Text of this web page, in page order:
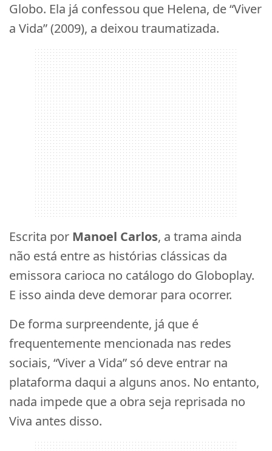
Globo. Ela já confessou que Helena, de “Viver
a Vida” (2009), a deixou traumatizada.
Escrita por Manoel Carlos, a trama ainda
não está entre as histórias clássicas da
emissora carioca no catálogo do Globoplay.
E isso ainda deve demorar para ocorrer.
De forma surpreendente, já que é
frequentemente mencionada nas redes
sociais, “Viver a Vida” só deve entrar na
plataforma daqui a alguns anos. No entanto,
nada impede que a obra seja reprisada no
Viva antes disso.